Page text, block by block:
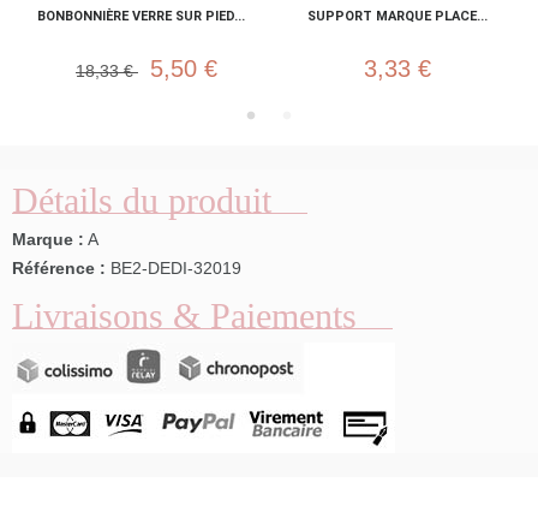
BONBONNIÈRE VERRE SUR PIED...
18,33 € 5,50 €
SUPPORT MARQUE PLACE...
3,33 €
Détails du produit
Marque : A
Référence : BE2-DEDI-32019
Livraisons & Paiements